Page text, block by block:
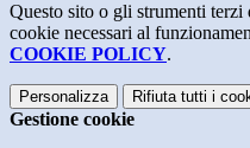
Questo sito o gli strumenti
cookie necessari al
COOKIE POLICY.
Personalizza Rifiuta tutti i
Gestione cookie